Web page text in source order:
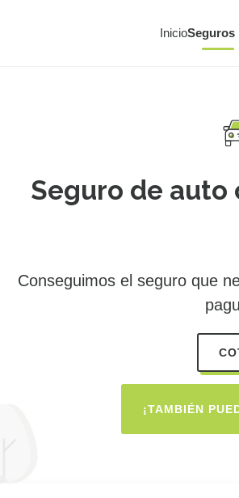
InicioSeguros
Seguro de
Conseguimos el seguro que
¡TAMBIÉN